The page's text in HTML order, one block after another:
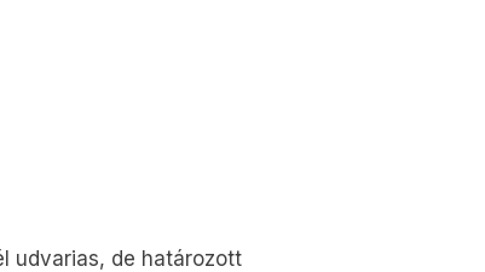
udvarias, de határozott